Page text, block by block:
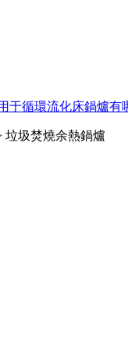
于循環流化床鍋爐有
垃圾焚燒余熱鍋爐